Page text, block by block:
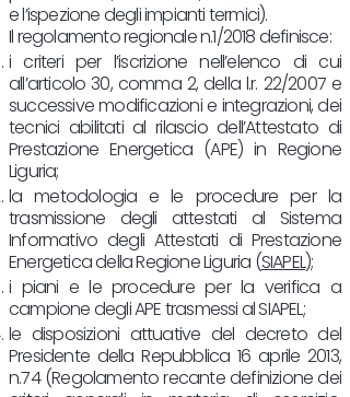
e l’ispezione degli impianti termici).
Il regolamento regionale n.1/2018 definisce:
i criteri per l’iscrizione nell’elenco di cui
all’articolo 30, comma 2, della l.r. 22/2007 e
successive modificazioni e integrazioni, dei
tecnici abilitati al rilascio dell’Attestato di
Prestazione Energetica (APE) in Regione
Liguria;
la metodologia e le procedure per la
trasmissione degli attestati al Sistema
Informativo degli Attestati di Prestazione
Energetica della Regione Liguria (SIAPEL);
i piani e le procedure per la verifica a
campione degli APE trasmessi al SIAPEL;
le disposizioni attuative del decreto del
Presidente della Repubblica 16 aprile 2013,
n.74 (Regolamento recante definizione dei